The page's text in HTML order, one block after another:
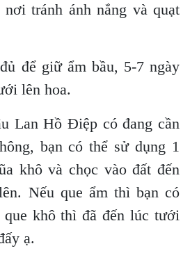
tránh ánh nắng và quạt
để giữ ẩm bầu, 5-7 ngày
lên hoa.
Lan Hồ Điệp có đang cần
bạn có thể sử dụng 1
khô và chọc vào đất đến
Nếu que ẩm thì bạn có
que khô thì đã đến lúc tưới
ạ.